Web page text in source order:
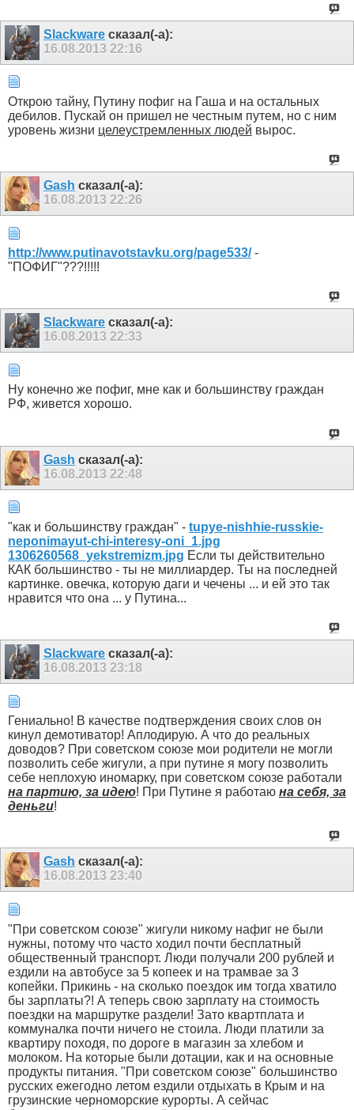
Slackware сказал(-а):
16.08.2013 22:16
Открою тайну, Путину пофиг на Гаша и на остальных
дебилов. Пускай он пришел не честным путем, но с ним
уровень жизни целеустремленных людей вырос.
Gash сказал(-а):
16.08.2013 22:26
http://www.putinavotstavku.org/page533/-
"ПОФИГ"???!!!!!
Slackware сказал(-а):
16.08.2013 22:33
Ну конечно же пофиг, мне как и большинству граждан
РФ, живется хорошо.
Gash сказал(-а):
16.08.2013 22:48
"как и большинству граждан" - tupye-nishhie-russkie-
neponimayut-chi-interesy-oni_1.jpg
1306260568_yekstremizm.jpg Если ты действительно
КАК большинство - ты не миллиардер. Ты на последней
картинке. овечка, которую даги и чечены ... и ей это так
нравится что она ... у Путина...
Slackware сказал(-а):
16.08.2013 23:18
Гениально! В качестве подтверждения своих слов он
кинул демотиватор! Аплодирую. А что до реальных
доводов? При советском союзе мои родители не могли
позволить себе жигули, а при путине я могу позволить
себе неплохую иномарку, при советском союзе работали
на партию, за идею! При Путине я работаю на себя, за
деньги!
Gash сказал(-а):
16.08.2013 23:40
"При советском союзе" жигули никому нафиг не были
нужны, потому что часто ходил почти бесплатный
общественный транспорт. Люди получали 200 рублей и
ездили на автобусе за 5 копеек и на трамвае за 3
копейки. Прикинь - на сколько поездок им тогда хватило
бы зарплаты?! А теперь свою зарплату на стоимость
поездки на маршрутке раздели! Зато квартплата и
коммуналка почти ничего не стоила. Люди платили за
квартиру походя, по дороге в магазин за хлебом и
молоком. На которые были дотации, как и на основные
продукты питания. "При советском союзе" большинство
русских ежегодно летом ездили отдыхать в Крым и на
грузинские черноморские курорты. А сейчас